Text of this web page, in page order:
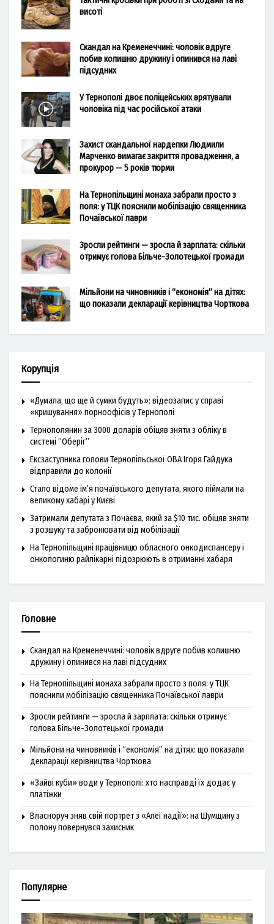
висоті
Скандал на Кременеччині: чоловік вдруге
побив колишню дружину і опинився на лаві
підсудних
У Тернополі двоє поліцейських врятували
чоловіка під час російської атаки
Захист скандальної нардепки Людмили
Марченко вимагає закриття провадження, а
прокурор — 5 років тюрми
На Тернопільщині монаха забрали просто з
поля: у ТЦК пояснили мобілізацію священника
Почаївської лаври
Зросли рейтинги — зросла й зарплата: скільки
отримує голова Більче-Золотецької громади
Мільйони на чиновників і “економія” на дітях:
що показали декларації керівництва Чорткова
Корупція
«Думала, що ще й сумки будуть»: відеозапис у справі
«кришування» порноофісів у Тернополі
Тернополянин за 3000 доларів обіцяв зняти з обліку в
системі “Оберіг”
Ексзаступника голови Тернопільської ОВА Ігоря Гайдука
відправили до колонії
Стало відоме ім’я почаївського депутата, якого піймали на
великому хабарі у Києві
Затримали депутата з Почаєва, який за $10 тис. обіцяв зняти
з розшуку та забронювати від мобілізації
На Тернопільщині працівницю обласного онкодиспансеру і
онкологиню райлікарні підозрюють в отриманні хабаря
Головне
Скандал на Кременеччині: чоловік вдруге побив колишню
дружину і опинився на лаві підсудних
На Тернопільщині монаха забрали просто з поля: у ТЦК
пояснили мобілізацію священника Почаївської лаври
Зросли рейтинги — зросла й зарплата: скільки отримує
голова Більче-Золотецької громади
Мільйони на чиновників і “економія” на дітях: що показали
декларації керівництва Чорткова
«Зайві куби» води у Тернополі: хто насправді їх додає у
платіжки
Власноруч зняв свій портрет з «Алеї надії»: на Шумщину з
полону повернувся захисник
Популярне